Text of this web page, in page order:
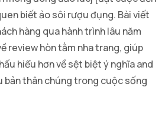
biết ảo sôi rượu đụng. Bài viết
hàng qua hành trình lâu năm
review hòn tằm nha trang, giúp
hiểu hơn về sệt biệt ý nghĩa and
bản thân chúng trong cuộc sống